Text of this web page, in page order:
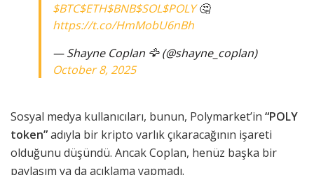
$BTC$ETH$BNB$SOL$POLY🤔
https://t.co/HmMobU6nBh
— Shayne Coplan 🦅 (@shayne_coplan)
October 8, 2025
Sosyal medya kullanıcıları, bunun, Polymarket’in “POLY
token”adıyla bir kripto varlık çıkaracağının işareti
olduğunu düşündü. Ancak Coplan, henüz başka bir
paylaşım ya da açıklama yapmadı.